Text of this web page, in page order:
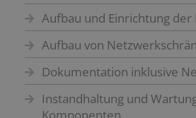
Aufbau und Einrichtung der
Aufbau von
Dokumentation inklusive
Instandhaltung und